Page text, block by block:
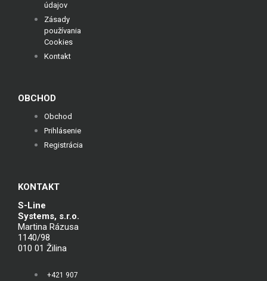
údajov
Zásady
používania
Cookies
Kontakt
OBCHOD
Obchod
Prihlásenie
Registrácia
KONTAKT
S-Line
Systems, s.r.o.
Martina Rázusa
1140/98
010 01 Žilina
+421 907